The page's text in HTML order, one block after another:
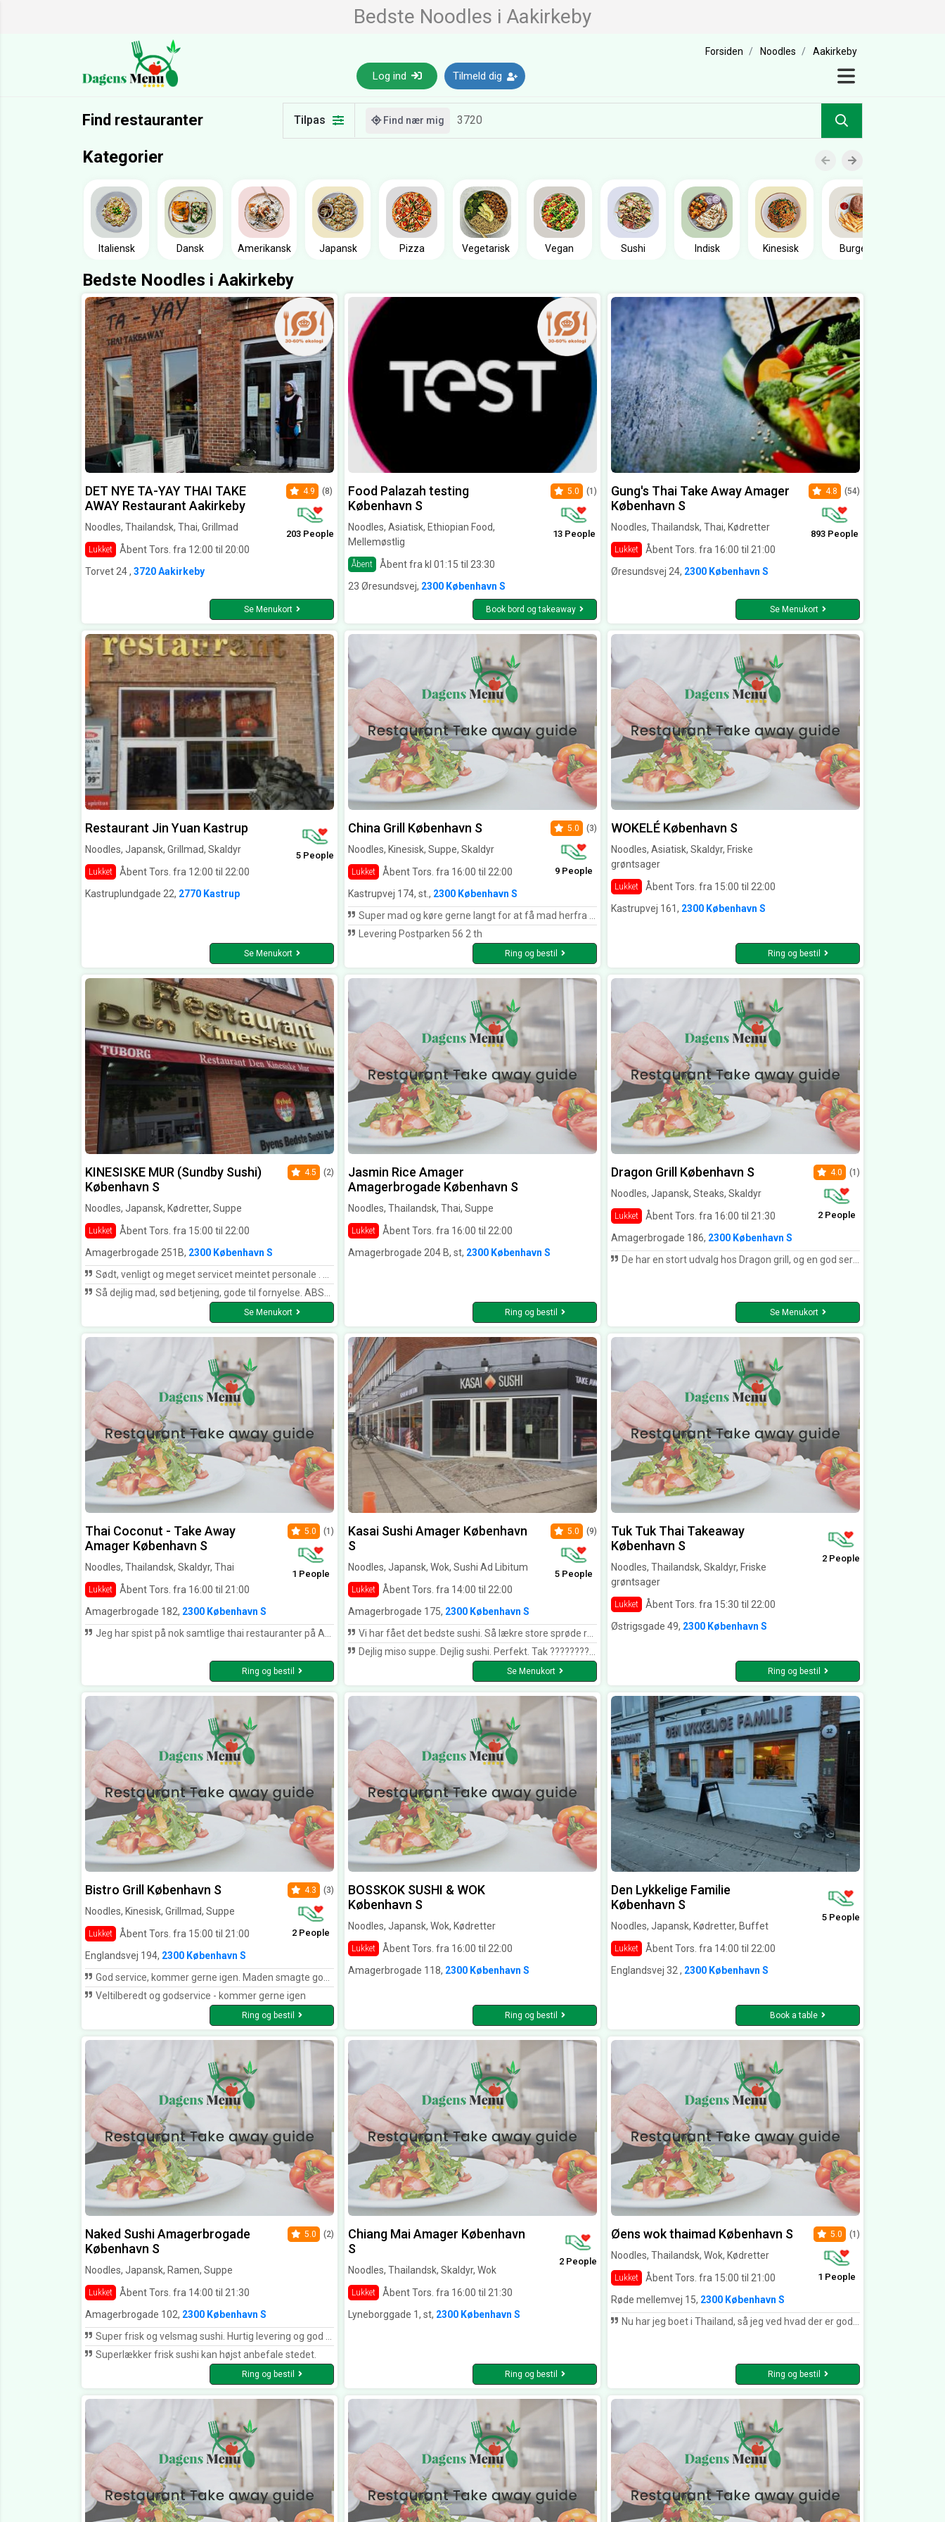
Bedste Noodles i Aakirkeby
Forsiden Noodles Aakirkeby
Log ind Tilmeld dig
Find restauranter Tilpas Find nær mig
Kategorier
Italiensk Dansk Amerikansk Japansk Pizza Vegetarisk Vegan Sushi Indisk Kinesisk Burger
Bedste Noodles i Aakirkeby
DET NYE TA-YAY THAI TAKE
AWAY Restaurant Aakirkeby
Noodles, Thailandsk, Thai, Grillmad
Lukket Åbent Tors. fra 12:00 til 20:00
4.9 (8)
203 People
Torvet 24 , 3720 Aakirkeby
Se Menukort
Food Palazah testing
København S
Noodles, Asiatisk, Ethiopian Food,
Mellemøstlig
Åbent Åbent fra kl 01:15 til 23:30
5.0 (1)
13 People
23 Øresundsvej, 2300 København S
Book bord og takeaway
Gung's Thai Take Away Amager
København S
Noodles, Thailandsk, Thai, Kødretter
Lukket Åbent Tors. fra 16:00 til 21:00
4.8 (54)
893 People
Øresundsvej 24, 2300 København S
Se Menukort
Restaurant Jin Yuan Kastrup
Noodles, Japansk, Grillmad, Skaldyr
Lukket Åbent Tors. fra 12:00 til 22:00
5 People
Kastruplundgade 22, 2770 Kastrup
Se Menukort
China Grill København S
Noodles, Kinesisk, Suppe, Skaldyr
Lukket Åbent Tors. fra 16:00 til 22:00
5.0 (3)
9 People
Kastrupvej 174, st., 2300 København S
Super mad og køre gerne langt for at få mad herfra ????
Levering Postparken 56 2 th
Ring og bestil
WOKELÉ København S
Noodles, Asiatisk, Skaldyr, Friske
grøntsager
Lukket
Åbent Tors. fra 15:00 til 22:00
Kastrupvej 161, 2300 København S
Ring og bestil
KINESISKE MUR (Sundby Sushi)
København S
Noodles, Japansk, Kødretter, Suppe
Lukket Åbent Tors. fra 15:00 til 22:00
4.5 (2)
Amagerbrogade 251B, 2300 København S
Sødt, venligt og meget servicet meintet personale . Super god mad kan kun varmt anbefalet .
Så dejlig mad, sød betjening, gode til fornyelse. ABSOLUT bedste sted på Amager, prisen er også virkelig acceptabel.
Se Menukort
Jasmin Rice Amager
Amagerbrogade København S
Noodles, Thailandsk, Thai, Suppe
Lukket
Åbent Tors. fra 16:00 til 22:00
Amagerbrogade 204 B, st, 2300 København S
Ring og bestil
Dragon Grill København S
Noodles, Japansk, Steaks, Skaldyr
Lukket Åbent Tors. fra 16:00 til 21:30
4.0 (1)
2 People
Amagerbrogade 186, 2300 København S
De har en stort udvalg hos Dragon grill, og en god service. Dog syntes jeg, at deres udvalg er lige lidt for omfattende - det kan være svært at bestemme sig Deres sushi er rigtig god og jeg har sjældent set så velorganiseret grillbar og så hårdarbejde personale, som hos Dragon grill
Se Menukort
Thai Coconut - Take Away
Amager København S
Noodles, Thailandsk, Skaldyr, Thai
Lukket Åbent Tors. fra 16:00 til 21:00
5.0 (1)
1 People
Amagerbrogade 182, 2300 København S
Jeg har spist på nok samtlige thai restauranter på Amager og denne vinder stort!1
Ring og bestil
Kasai Sushi Amager København
S
Noodles, Japansk, Wok, Sushi Ad Libitum
Lukket Åbent Tors. fra 14:00 til 22:00
5.0 (9)
5 People
Amagerbrogade 175, 2300 København S
Vi har fået det bedste sushi. Så lækre store sprøde rejer. Frisk fisk og friske grøntsager. Vi spiser ofte sushi. Men de har virkelig overgået sig selv. Mange mange tak for lækker mad. Vi har været her et par gange før hvor det også har været godt. Men denne gang var det virkelig virkelig lækkert.
Dejlig miso suppe. Dejlig sushi. Perfekt. Tak ????????????
Se Menukort
Tuk Tuk Thai Takeaway
København S
Noodles, Thailandsk, Skaldyr, Friske
grøntsager
Lukket Åbent Tors. fra 15:30 til 22:00
2 People
Østrigsgade 49, 2300 København S
Ring og bestil
Bistro Grill København S
Noodles, Kinesisk, Grillmad, Suppe
Lukket Åbent Tors. fra 15:00 til 21:00
4.3 (3)
2 People
Englandsvej 194, 2300 København S
God service, kommer gerne igen. Maden smagte godt.
Veltilberedt og godservice - kommer gerne igen
Ring og bestil
BOSSKOK SUSHI & WOK
København S
Noodles, Japansk, Wok, Kødretter
Lukket
Åbent Tors. fra 16:00 til 22:00
Amagerbrogade 118, 2300 København S
Ring og bestil
Den Lykkelige Familie
København S
Noodles, Japansk, Kødretter, Buffet
Lukket Åbent Tors. fra 14:00 til 22:00
5 People
Englandsvej 32 , 2300 København S
Book a table
Naked Sushi Amagerbrogade
København S
Noodles, Japansk, Ramen, Suppe
Lukket Åbent Tors. fra 14:00 til 21:30
5.0 (2)
Amagerbrogade 102, 2300 København S
Super frisk og velsmag sushi. Hurtig levering og god service👍 Har prøvet mange sushisteder. Naked sushi er klar mit favorit sushi sted 👌
Superlækker frisk sushi kan højst anbefale stedet.
Ring og bestil
Chiang Mai Amager København
S
Noodles, Thailandsk, Skaldyr, Wok
Lukket Åbent Tors. fra 16:00 til 21:30
2 People
Lyneborggade 1, st, 2300 København S
Ring og bestil
Øens wok thaimad København S
Noodles, Thailandsk, Wok, Kødretter
Lukket Åbent Tors. fra 15:00 til 21:00
5.0 (1)
1 People
Røde mellemvej 15, 2300 København S
Nu har jeg boet i Thailand, så jeg ved hvad der er godt og hvad der ikke er godt thai mad. Jeg må sige at Øens Wok laver det bedste Thai mad som jeg har smagt i Danmark. Det er næsten som om at spise i Thailand igen. Kan klart anbefales.
Ring og bestil